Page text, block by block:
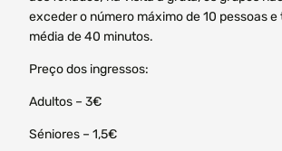
exceder o número máximo de 10 pessoas
média de 40 minutos.
Preço dos ingressos:
Adultos – 3€
Séniores – 1,5€